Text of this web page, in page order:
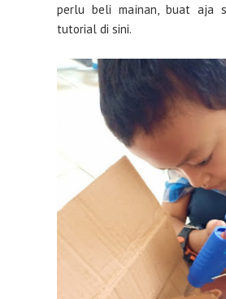
perlu beli mainan, buat aja
tutorial di sini.